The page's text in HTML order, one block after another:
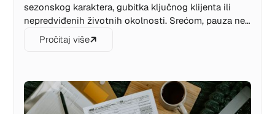
sezonskog karaktera, gubitka ključnog klijenta ili
nepredviđenih životnih okolnosti. Srećom, pauza ne
mora značiti i kraj. Zakon o samostalnim
preduzetnicima RS nudi sjajnu opciju: privremeni
biznis za bolje dane bez ponovne registracije.
Pročitaj više